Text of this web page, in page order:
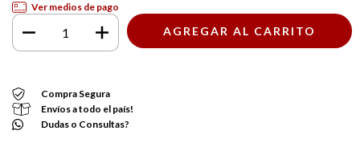
Ver medios de pago
Compra Segura
Envíos a todo el país!
Dudas o Consultas?